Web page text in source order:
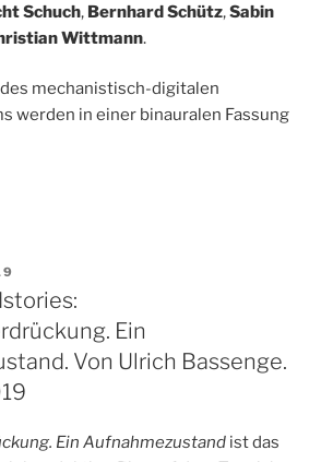
Schuch, Bernhard Schütz,Sabin
Wittmann.
mechanistisch-digitalen
werden in einer binauralen Fassung
Ein
Von Ulrich Bassenge.
Ein Aufnahmezustand ist das